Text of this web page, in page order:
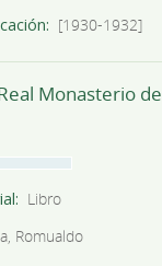
[1930-1932]
Monasterio de
Libro
Romualdo